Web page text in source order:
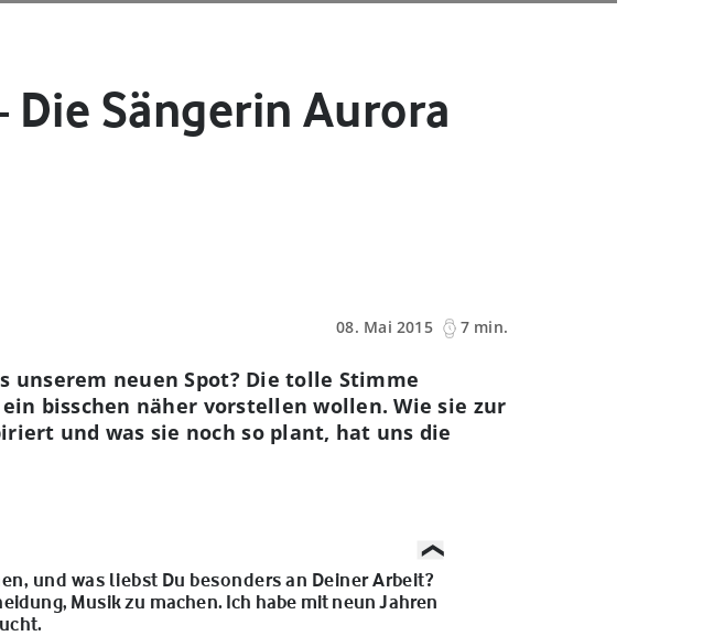
Sängerin Aurora
08. Mai 2015
7 min.
unserem neuen Spot? Die tolle Stimme
bisschen näher vorstellen wollen. Wie sie zur
und was sie noch so plant, hat uns die
und was liebst Du besonders an Deiner Arbeit?
Musik zu machen. Ich habe mit neun Jahren